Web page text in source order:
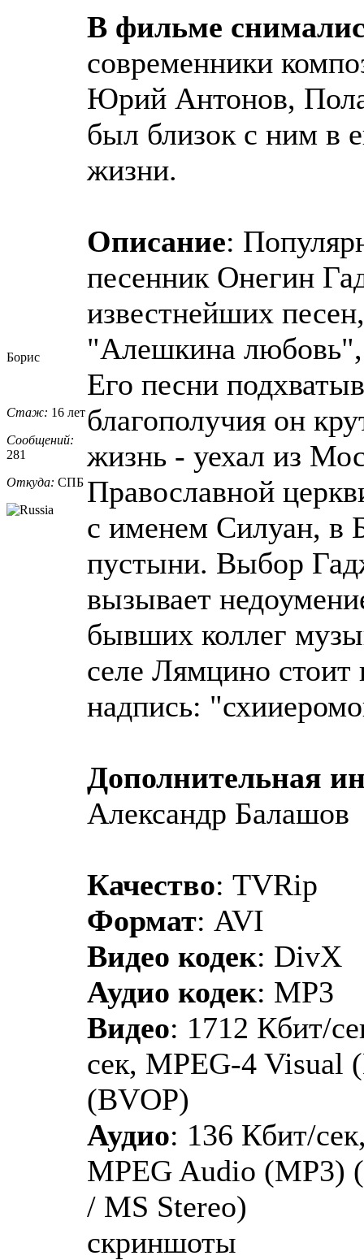
Борис
Стаж: 16 лет
Сообщений:
281
Откуда: СПБ
В фильме
современники
Юрий Антонов,
был близок с ним в
жизни.
Описание:
песенник Онегин
известнейших
"Алешкина
Его песни
благополучия он
жизнь - уехал из
Православной
с именем Силуан, в
пустыни. Выбор
вызывает
бывших коллег
селе Лямцино
надпись:
Дополнительная
Александр Балашов
Качество: TVRip
Формат: AVI
Видео кодек: DivX
Аудио кодек: MP3
Видео: 1712 Кбит/
сек, MPEG-4 Visual
(BVOP)
Аудио: 136 Кбит/
MPEG Audio (MP3)
/ MS Stereo)
скриншоты